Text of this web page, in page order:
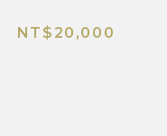
NT$ 20,000